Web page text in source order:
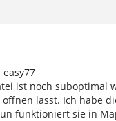
ist noch suboptimal
lässt. Ich habe
funktioniert sie in